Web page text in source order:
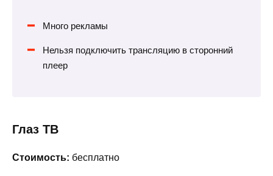
Много рекламы
Нельзя подключить трансляцию в сторонний
плеер
Глаз ТВ
Стоимость: бесплатно